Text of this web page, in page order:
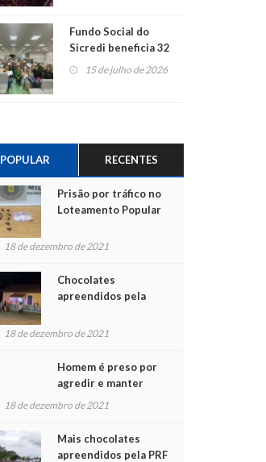
Fundo Social do
Sicredi beneficia 32
projetos em
15 de julho de 2026
POPULAR RECENTES
Prisão por tráfico no
Loteamento Popular
18 de dezembro de 2021
Chocolates
apreendidos pela
para crianças na
18 de dezembro de 2021
Homem é preso por
agredir e manter
mulher em cárcere
18 de dezembro de 2021
Mais chocolates
apreendidos pela PRF